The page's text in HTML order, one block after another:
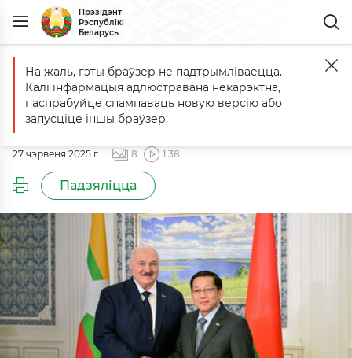
Прэзідэнт
Рэспублікі
Беларусь
Галоўная Падзеі Сустрэча з Прэм'ер-міністрам М'янмы Мін
Сустрэча з Прэм'ер-міністрам
М'янмы Мін Аун Хлайнам
27 чэрвеня 2025 г. 8 1:38
Падзяліцца
На жаль, гэты браўзер не падтрымліваецца.
Калі інфармацыя адлюстравана некарэктна,
паспрабуйце спампаваць новую версію або
запусціце іншы браўзер.